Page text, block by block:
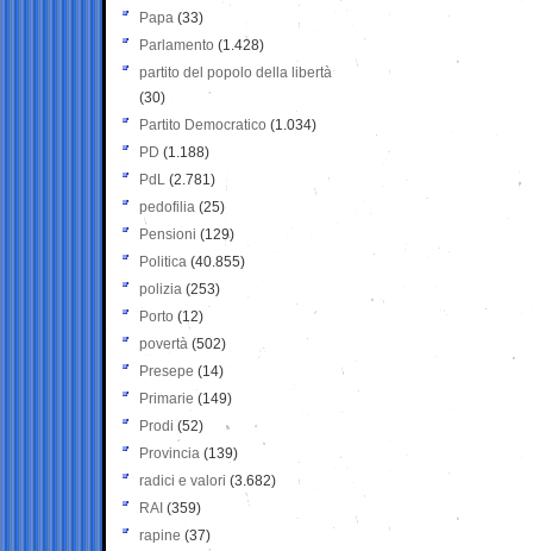
Papa (33)
Parlamento (1.428)
partito del popolo della libertà
(30)
Partito Democratico (1.034)
PD (1.188)
PdL (2.781)
pedofilia (25)
Pensioni (129)
Politica (40.855)
polizia (253)
Porto (12)
povertà (502)
Presepe (14)
Primarie (149)
Prodi (52)
Provincia (139)
radici e valori (3.682)
RAI (359)
rapine (37)